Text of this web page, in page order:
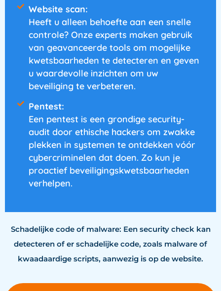
Website scan:
Heeft u alleen behoefte aan een snelle
controle? Onze experts maken gebruik
van geavanceerde tools om mogelijke
kwetsbaarheden te detecteren en geven
u waardevolle inzichten om uw
beveiliging te verbeteren.
Pentest:
Een pentest is een grondige security-
audit door ethische hackers om zwakke
plekken in systemen te ontdekken vóór
cybercriminelen dat doen. Zo kun je
proactief beveiligingskwetsbaarheden
verhelpen.
Schadelijke code of malware: Een security check kan
detecteren of er schadelijke code, zoals malware of
kwaadaardige scripts, aanwezig is op de website.